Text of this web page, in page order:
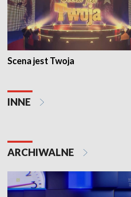
Scena jest Twoja
INNE
ARCHIWALNE